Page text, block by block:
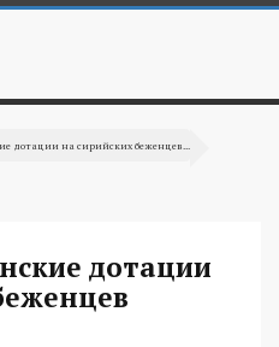
дотации на сирийских беженцев...
дотации